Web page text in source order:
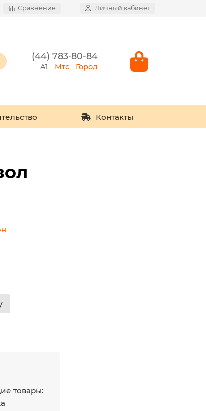
Сравнение Личный кабинет
(44) 783-80-84
A1 Мтс Город
Контакты
товары: